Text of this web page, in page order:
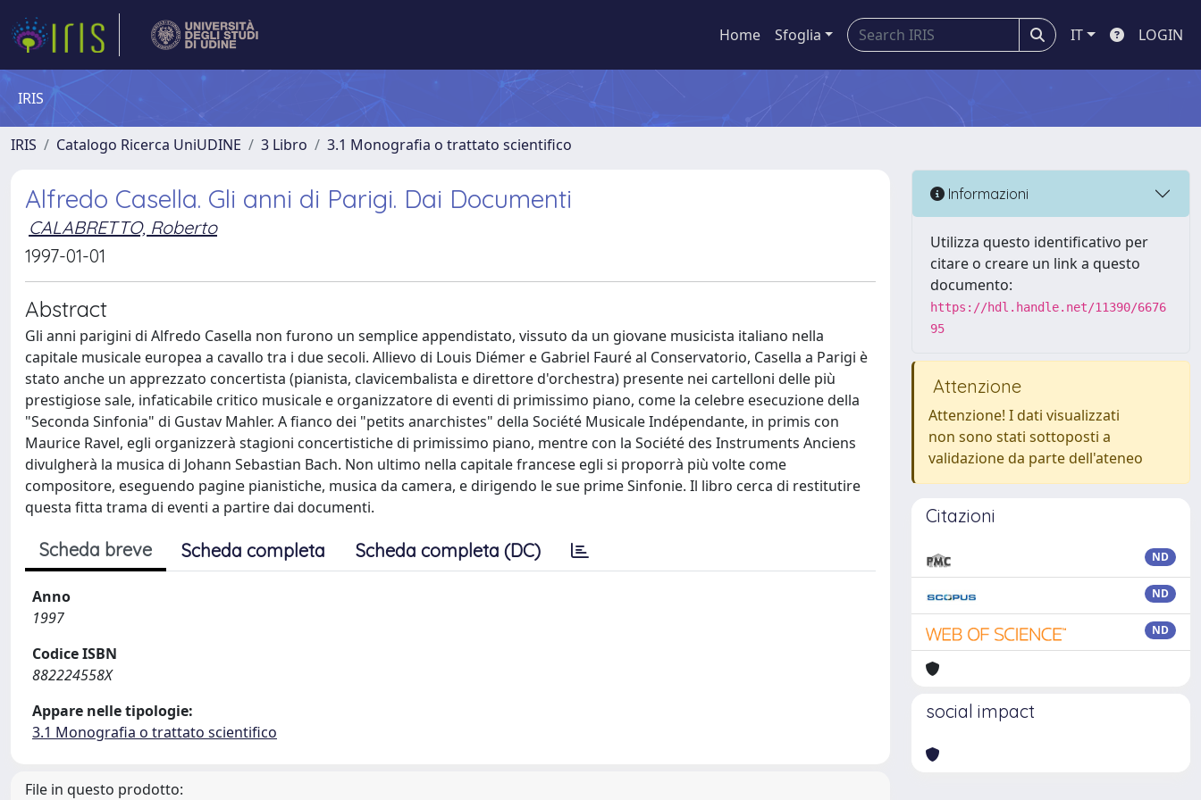
Home Sfoglia IT LOGIN
IRIS
IRIS Catalogo Ricerca UniUDINE 3 Libro 3.1 Monografia o trattato scientifico
Alfredo Casella. Gli anni di Parigi. Dai Documenti
CALABRETTO, Roberto
1997-01-01
Abstract
Gli anni parigini di Alfredo Casella non furono un semplice appendistato, vissuto da un giovane musicista italiano nella
capitale musicale europea a cavallo tra i due secoli. Allievo di Louis Diémer e Gabriel Fauré al Conservatorio, Casella a Parigi è
stato anche un apprezzato concertista (pianista, clavicembalista e direttore d'orchestra) presente nei cartelloni delle più
prestigiose sale, infaticabile critico musicale e organizzatore di eventi di primissimo piano, come la celebre esecuzione della
"Seconda Sinfonia" di Gustav Mahler. A fianco dei "petits anarchistes" della Société Musicale Indépendante, in primis con
Maurice Ravel, egli organizzerà stagioni concertistiche di primissimo piano, mentre con la Société des Instruments Anciens
divulgherà la musica di Johann Sebastian Bach. Non ultimo nella capitale francese egli si proporrà più volte come
compositore, eseguendo pagine pianistiche, musica da camera, e dirigendo le sue prime Sinfonie. Il libro cerca di restitutire
questa fitta trama di eventi a partire dai documenti.
Scheda breve Scheda completa Scheda completa (DC)
Anno
1997
Codice ISBN
882224558X
Appare nelle tipologie:
3.1 Monografia o trattato scientifico
File in questo prodotto:
Informazioni
Utilizza questo identificativo per
citare o creare un link a questo
documento:
https://hdl.handle.net/11390/6676
95
Attenzione
Attenzione! I dati visualizzati
non sono stati sottoposti a
validazione da parte dell'ateneo
Citazioni
ND
ND
ND
social impact